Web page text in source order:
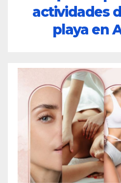
actividades
playa en